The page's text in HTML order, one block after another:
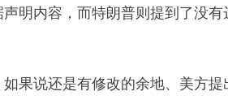
明内容，而特朗普则提到了没有
果说还是有修改的余地、美方提